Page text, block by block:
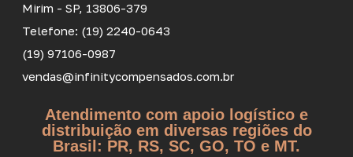
Mirim - SP, 13806-379
Telefone: (19) 2240-0643
(19) 97106-0987
vendas@infinitycompensados.com.br
Atendimento com apoio logístico e
distribuição em diversas regiões do
Brasil: PR, RS, SC, GO, TO e MT.